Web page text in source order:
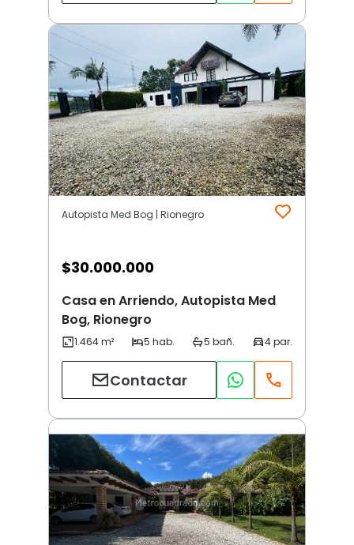
Autopista Med Bog | Rionegro
$30.000.000
Casa en Arriendo, Autopista Med
Bog, Rionegro
Contactar